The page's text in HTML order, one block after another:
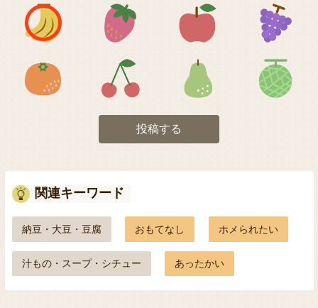
アイコン1 アイコン2 アイコン3
アイコン5 アイコン6 アイコン7
投稿する
関連キーワード
納豆・大豆・豆腐 おもてなし ホメられたい
汁もの・スープ・シチュー あったかい